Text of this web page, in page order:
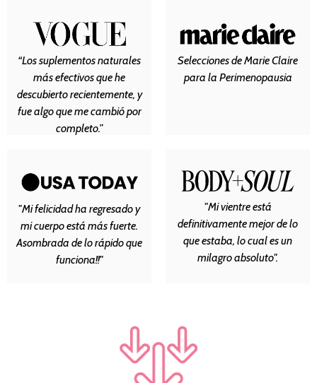
“Los suplementos naturales
más efectivos que he
descubierto recientemente, y
fue algo que me cambió por
completo.”
"Mi felicidad ha regresado y
mi cuerpo está más fuerte.
Asombrada de lo rápido que
funciona!!"
Selecciones de Marie Claire
para la Perimenopausia
"Mi vientre está
definitivamente mejor de lo
que estaba, lo cual es un
milagro absoluto".